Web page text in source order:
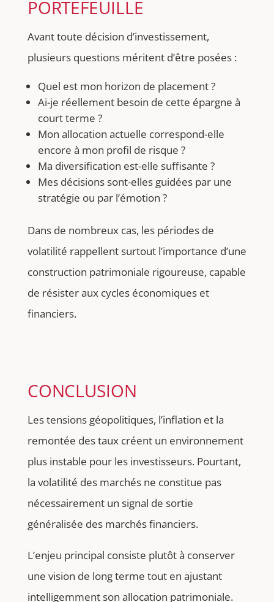
PORTEFEUILLE
Avant toute décision d’investissement,
plusieurs questions méritent d’être posées :
Quel est mon horizon de placement ?
Ai-je réellement besoin de cette épargne à
court terme ?
Mon allocation actuelle correspond-elle
encore à mon profil de risque ?
Ma diversification est-elle suffisante ?
Mes décisions sont-elles guidées par une
stratégie ou par l’émotion ?
Dans de nombreux cas, les périodes de
volatilité rappellent surtout l’importance d’une
construction patrimoniale rigoureuse, capable
de résister aux cycles économiques et
financiers.
CONCLUSION
Les tensions géopolitiques, l’inflation et la
remontée des taux créent un environnement
plus instable pour les investisseurs. Pourtant,
la volatilité des marchés ne constitue pas
nécessairement un signal de sortie
généralisée des marchés financiers.
L’enjeu principal consiste plutôt à conserver
une vision de long terme tout en ajustant
intelligemment son allocation patrimoniale.